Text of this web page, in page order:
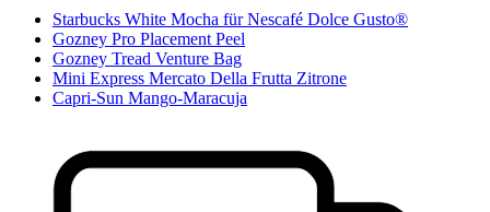
Starbucks White Mocha für Nescafé Dolce Gusto®
Gozney Pro Placement Peel
Gozney Tread Venture Bag
Mini Express Mercato Della Frutta Zitrone
Capri-Sun Mango-Maracuja